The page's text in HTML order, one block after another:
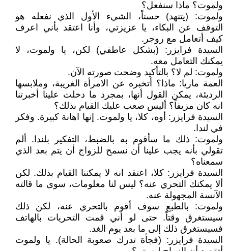
ولموت؟ ماذا سنفعل؟
ولموت: (يتنهد) حسناً، الشيء الأول الذي نفعله هو
التوقف عن البكاء، يا عزيزتي، وأنا اعتقد بأني اعرف
كيف أتعامل مع روجر.
السيدة فرايزر: (بشكل عاطفي) لكن، يا ولموت، لا
يمكنك التعامل معه.
ولموت: لم لا؟ بالتأكيد وضحت صورته الآن.
العمة ماريا: ماذا؟ أتخبره عن الامرأة الغريبة، وملابسها
الرديئة، يمكن القول أنها، بمجرد ما دخلت علينا أخبرتنا
انه كان مزيفاً؟ أليس صعب عليك القيام بذلك؟
السيدة فرايزر: أوه، كلا، يا ولموت. إنها اهانة كبيرة. وفكر
في لندا.
ولموت: ذلك ما سأقوم به بالضبط، التفكير بلندا. ألم
تقولي بأنه يجب علينا أن نسمح للزواج أن يتم بعد الذي
سمعناه؟
السيدة فرايزر: كلا، اعتقد انه لا يمكننا القيام بذلك. لكن
ألا يمكنك التحري عنه؟ ليس لنا معلومات، سوى ما قالته
الآنسة المجهولة عنه.
ولموت: بالطبع سوف أقوم بالتحري عنه، لكن ذلك
سيستغرق وقتاً. حتى لو أني قمت التحريات بالهاتف
فسيستغرق ذلك إلى ما بعد يوم الغد.
السيدة فرايزر: (فجأة تدرك صعوبة الحالة). يا ولموت